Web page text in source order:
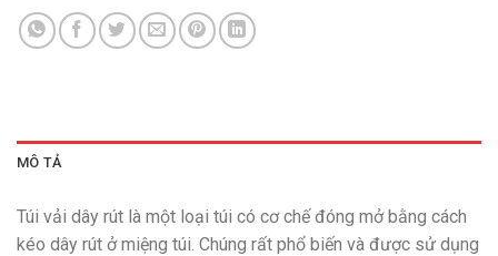
MÔ TẢ
Túi vải dây rút là một loại túi có cơ chế đóng mở bằng cách
kéo dây rút ở miệng túi. Chúng rất phổ biến và được sử dụng